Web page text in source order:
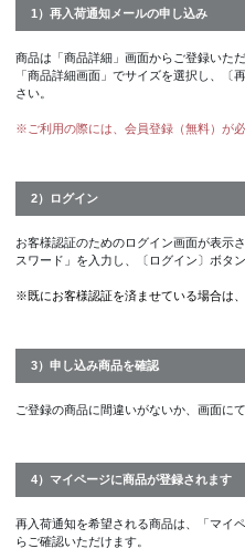
1）再入荷通知メールの申し込み
商品は「商品詳細」画面からご登録いただ
「商品詳細画面」でサイズを選択し、〔
さい。
※ご利用の際には、会員登録（無料）が必
2）ログイン
お客様認証のためのログイン画面が表示
スワード」を入力し、〔ログイン〕ボタ
※既にお客様認証を済ませている場合は
3）申し込み商品を確認
ご登録の商品に間違いがないか、画面に
4）マイページに商品が登録されます
再入荷通知を希望される商品は、「マイ
らご確認いただけます。